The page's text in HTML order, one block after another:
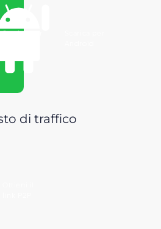
Scarica per
di traffico